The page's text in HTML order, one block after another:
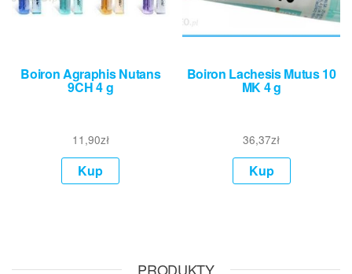
Boiron Agraphis Nutans
9CH 4 g
11,90zł
Kup
Boiron Lachesis Mutus 10
MK 4 g
36,37zł
Kup
PRODUKTY